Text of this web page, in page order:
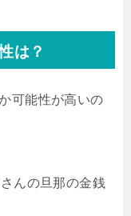
は？
可能性が高いの
んの旦那の金銭